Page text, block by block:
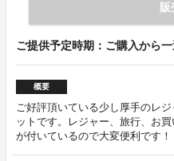
販
ご提供予定時期：ご購入から
概要
ご好評頂いている少し厚手のレ
ットです。レジャー、旅行、お
が付いているので大変便利です！